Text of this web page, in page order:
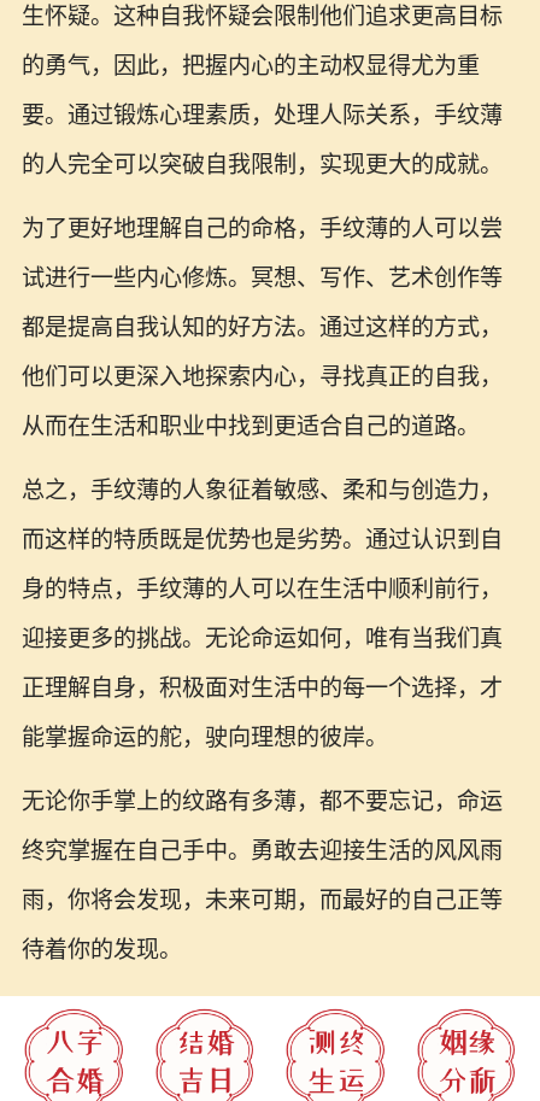
生怀疑。这种自我怀疑会限制他们追求更高目标
的勇气，因此，把握内心的主动权显得尤为重
要。通过锻炼心理素质，处理人际关系，手纹薄
的人完全可以突破自我限制，实现更大的成就。
为了更好地理解自己的命格，手纹薄的人可以尝
试进行一些内心修炼。冥想、写作、艺术创作等
都是提高自我认知的好方法。通过这样的方式，
他们可以更深入地探索内心，寻找真正的自我，
从而在生活和职业中找到更适合自己的道路。
总之，手纹薄的人象征着敏感、柔和与创造力，
而这样的特质既是优势也是劣势。通过认识到自
身的特点，手纹薄的人可以在生活中顺利前行，
迎接更多的挑战。无论命运如何，唯有当我们真
正理解自身，积极面对生活中的每一个选择，才
能掌握命运的舵，驶向理想的彼岸。
无论你手掌上的纹路有多薄，都不要忘记，命运
终究掌握在自己手中。勇敢去迎接生活的风风雨
雨，你将会发现，未来可期，而最好的自己正等
待着你的发现。